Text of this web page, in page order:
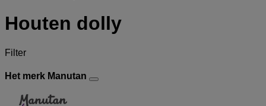
Houten dolly
Filter
Het merk Manutan